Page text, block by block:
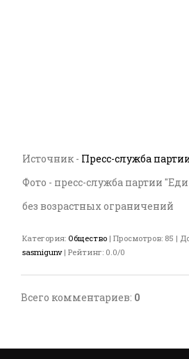
Источник - Пресс-служба
Фото - пресс-служба партии
без возрастных ограничений
Категория: Общество | Просмотров: 85 |
sasmigunv | Рейтинг: 0.0/0
Всего комментариев: 0